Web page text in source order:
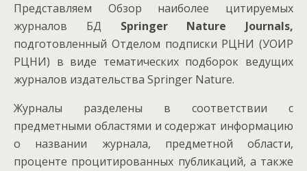
Представляем Обзор наиболее цитируемых
журналов БД Springer Nature Journals,
подготовленный Отделом подписки РЦНИ (УОИР
РЦНИ) в виде тематических подборок ведущих
журналов издательства Springer Nature.
Журналы разделены в соответствии с
предметными областями и содержат информацию
о названии журнала, предметной области,
проценте процитированных публикаций, а также